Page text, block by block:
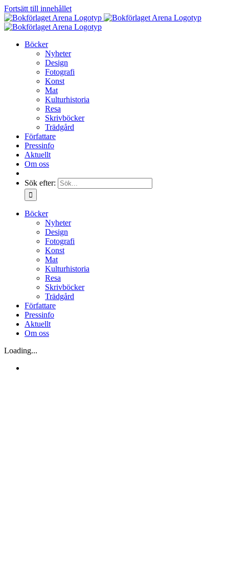
Fortsätt till innehållet
Böcker
Nyheter
Design
Fotografi
Konst
Mat
Kulturhistoria
Resa
Skrivböcker
Trädgård
Författare
Pressinfo
Aktuellt
Om oss
Sök efter:
Böcker
Nyheter
Design
Fotografi
Konst
Mat
Kulturhistoria
Resa
Skrivböcker
Trädgård
Författare
Pressinfo
Aktuellt
Om oss
Loading...